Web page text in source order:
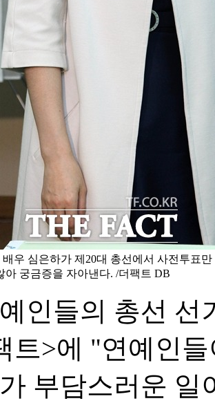
배우 심은하가 제20대 총선에서 사전투표
아 궁금증을 자아낸다. /더팩트 DB
인들의 총선 선
트>에 "연예인
부담스러운 일